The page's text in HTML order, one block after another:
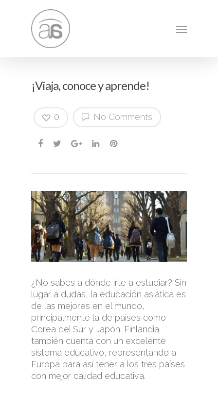
¡Viaja, conoce y aprende!
No Comments
0
¿No sabes a dónde irte a estudiar? Sin
lugar a dudas, la educación asiática es
de las mejores en el mundo,
principalmente la de países como
Corea del Sur y Japón. Finlandia
también cuenta con un excelente
sistema educativo, representando a
Europa para así tener a los tres países
con mejor calidad educativa.